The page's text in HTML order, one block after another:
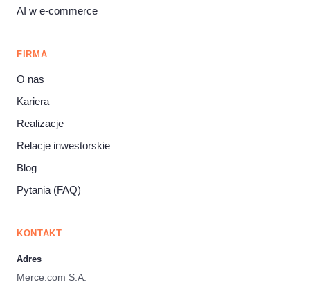
AI w e‑commerce
FIRMA
O nas
Kariera
Realizacje
Relacje inwestorskie
Blog
Pytania (FAQ)
KONTAKT
Adres
Merce.com S.A.